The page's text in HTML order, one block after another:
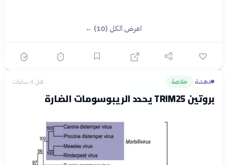
اعرض الكل (10) ←
دهشة› خلاصة قبل 4 ساعات
بروتين TRIM25 يحدد الريبوسومات الضارة